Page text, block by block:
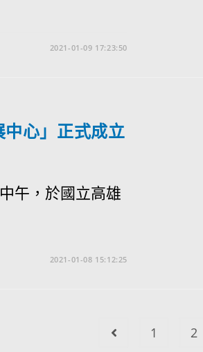
2021-01-09 17:23:50
心」正式成立
午，於國立高雄
2021-01-08 15:12:25
1 2